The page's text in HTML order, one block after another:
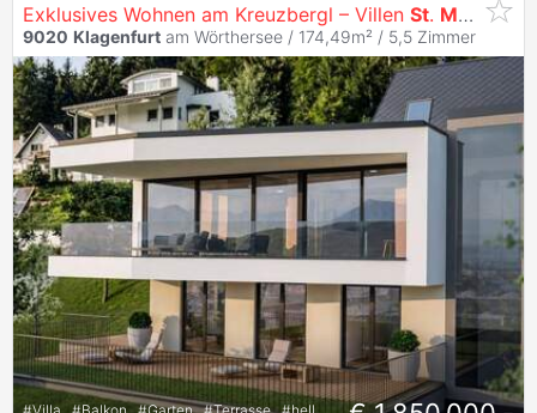
Exklusives Wohnen am Kreuzbergl – Villen St. Martin mit
9020 Klagenfurt am Wörthersee / 174,49m² / 5,5 Zimmer